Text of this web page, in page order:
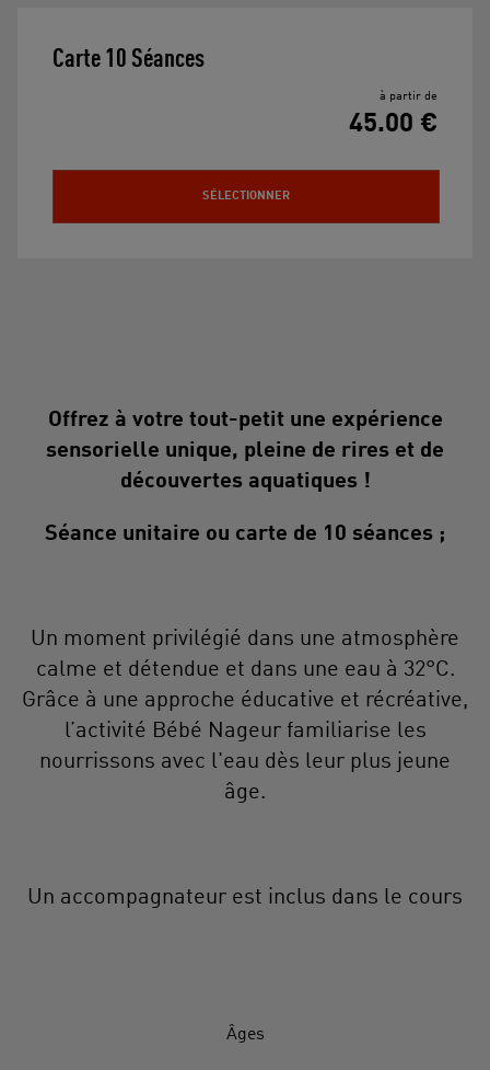
Carte 10 Séances
à partir de
45.00 €
SÉLECTIONNER
Offrez à votre tout-petit une expérience
sensorielle unique, pleine de rires et de
découvertes aquatiques !
Séance unitaire ou carte de 10 séances ;
Un moment privilégié dans une atmosphère
calme et détendue et dans une eau à 32°C.
Grâce à une approche éducative et récréative,
l’activité Bébé Nageur familiarise les
nourrissons avec l'eau dès leur plus jeune
âge.
Un accompagnateur est inclus dans le cours
Âges